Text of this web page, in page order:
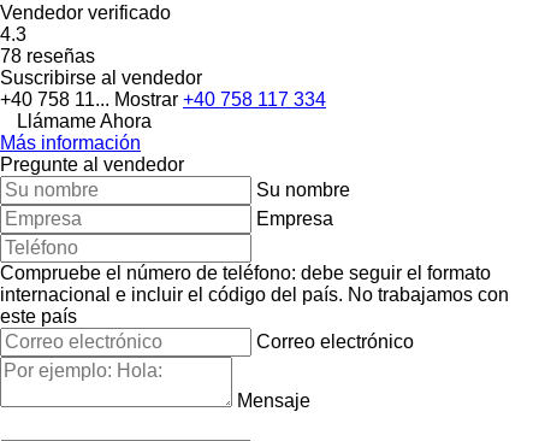
Vendedor verificado
4.3
78 reseñas
Suscribirse al vendedor
+40 758 11... Mostrar +40 758 117 334
Llámame Ahora
Más información
Pregunte al vendedor
Su nombre
Empresa
Compruebe el número de teléfono: debe seguir el formato
internacional e incluir el código del país. No trabajamos con
este país
Correo electrónico
Mensaje